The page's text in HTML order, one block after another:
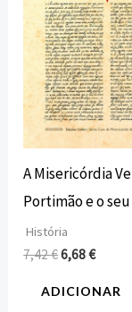
A Misericórdia
Portimão e o
História
7,42€6,68€
ADICIONAR